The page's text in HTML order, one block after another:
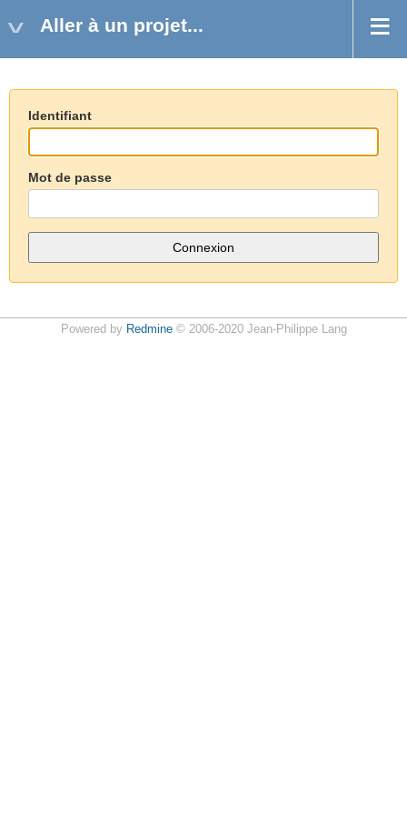
Aller à un projet...
Identifiant
Mot de passe
Powered by Redmine© 2006-2020 Jean-Philippe Lang